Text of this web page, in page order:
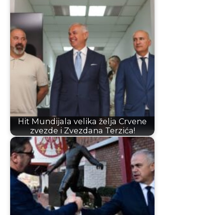
Hit Mundijala velika želja Crvene
zvezde i Zvezdana Terzića!